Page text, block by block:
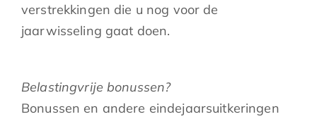
verstrekkingen die u nog voor de
jaarwisseling gaat doen.
Belastingvrije bonussen?
Bonussen en andere eindejaarsuitkeringen